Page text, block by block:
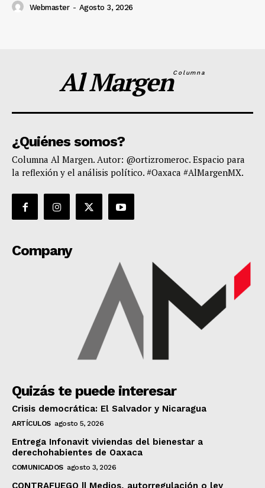
Webmaster - Agosto 3, 2026
Al MargenColumna
¿Quiénes somos?
Columna Al Margen. Autor: @ortizromeroc. Espacio para
la reflexión y el análisis político. #Oaxaca #AlMargenMX.
Company
Quizás te puede interesar
Crisis democrática: El Salvador y Nicaragua
ARTÍCULOS agosto 5, 2026
Entrega Infonavit viviendas del bienestar a
derechohabientes de Oaxaca
COMUNICADOS agosto 3, 2026
CONTRAFUEGO || Medios, autorregulación o ley